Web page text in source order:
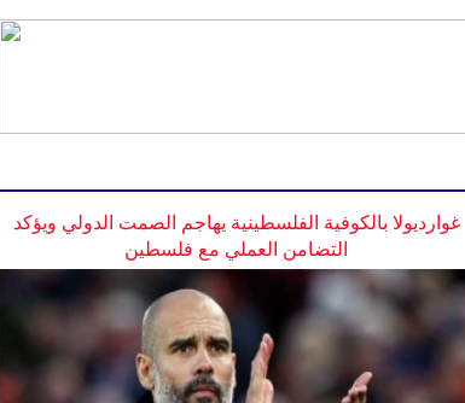
غوارديولا بالكوفية الفلسطينية يهاجم الصمت الدولي ويؤكد
التضامن العملي مع فلسطين